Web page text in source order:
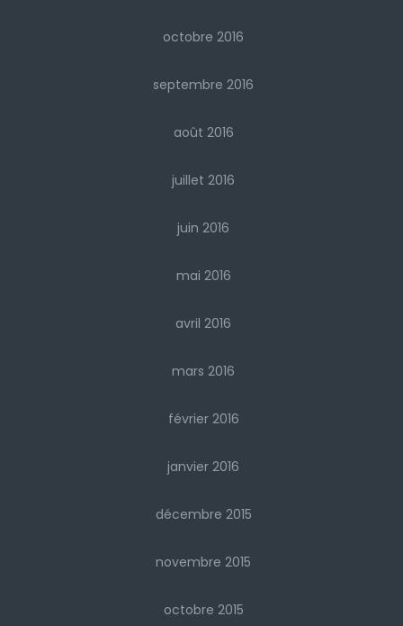
octobre 2016
septembre 2016
août 2016
juillet 2016
juin 2016
mai 2016
avril 2016
mars 2016
février 2016
janvier 2016
décembre 2015
novembre 2015
octobre 2015